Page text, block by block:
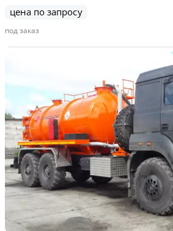
цена по запросу
под заказ